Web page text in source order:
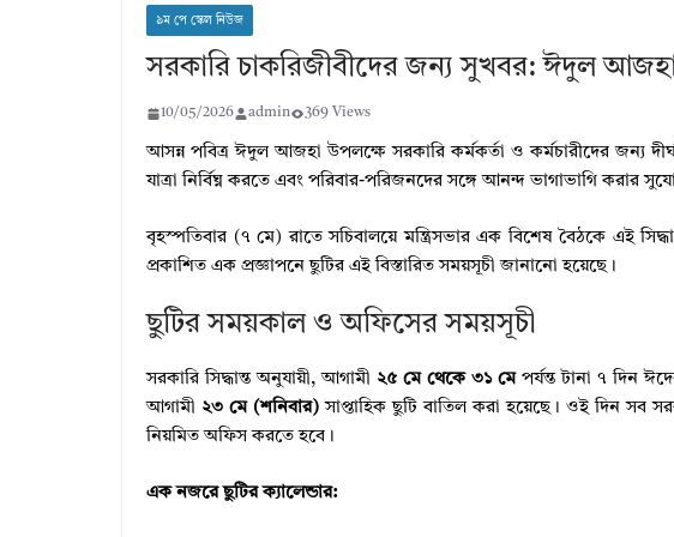
৯ম পে স্কেল নিউজ
সরকারি চাকরিজীবীদের জন্য সুখবর: ঈদুল
10/05/2026 admin 369 Views
আসন্ন পবিত্র ঈদুল আজহা উপলক্ষে সরকারি কর্মকর্তা ও কর্মচারীদের জন্য
যাত্রা নির্বিঘ্ন করতে এবং পরিবার-পরিজনদের সঙ্গে আনন্দ ভাগাভাগি করার
বৃহস্পতিবার (৭ মে) রাতে সচিবালয়ে মন্ত্রিসভার এক বিশেষ বৈঠকে এই
প্রকাশিত এক প্রজ্ঞাপনে ছুটির এই বিস্তারিত সময়সূচী জানানো হয়েছে।
ছুটির সময়কাল ও অফিসের সময়সূচী
সরকারি সিদ্ধান্ত অনুযায়ী, আগামী ২৫ মে থেকে ৩১ মেপর্যন্ত টানা ৭ দিন
আগামী ২৩ মে (শনিবার) সাপ্তাহিক ছুটি বাতিল করা হয়েছে। ওই দিন সব
নিয়মিত অফিস করতে হবে।
এক নজরে ছুটির ক্যালেন্ডার: